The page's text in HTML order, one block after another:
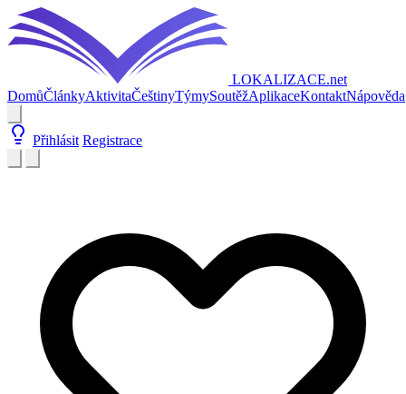
LOKALIZACE.net
DomůČlánkyAktivitaČeštinyTýmySoutěžAplikaceKontaktNápověda
Přihlásit Registrace